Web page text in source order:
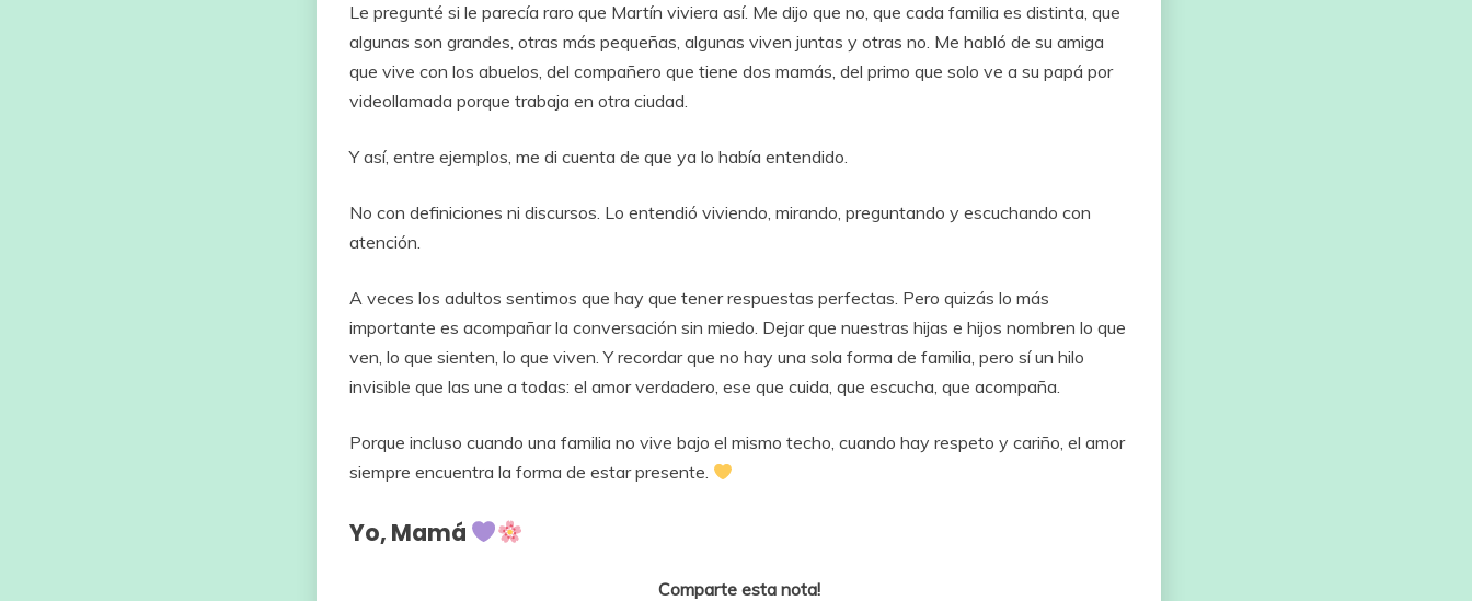
Le pregunté si le parecía raro que Martín viviera así. Me dijo que no, que cada familia es distinta, que
algunas son grandes, otras más pequeñas, algunas viven juntas y otras no. Me habló de su amiga
que vive con los abuelos, del compañero que tiene dos mamás, del primo que solo ve a su papá por
videollamada porque trabaja en otra ciudad.
Yasí, entre ejemplos, me di cuenta de que ya lo había entendido.
No con definiciones ni discursos. Lo entendió viviendo, mirando, preguntando y escuchando con
atención.
A veces los adultos sentimos que hay que tenerrespuestas perfectas. Pero quizás lo más
importante es acompañarla conversación sin miedo. Dejarque nuestras hijas e hijos nombren lo que
ven, lo que sienten, lo que viven.Yrecordarque no hay una sola forma de familia, pero síun hilo
invisible que las une a todas: el amorverdadero, ese que cuida, que escucha, que acompaña.
Porque incluso cuando una familia no vive bajo el mismo techo, cuando hay respeto y cariño, el amor
siempre encuentra la forma de estarpresente
Yo, Mamá
Comparte esta nota!